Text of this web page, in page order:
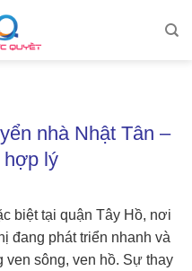
nhà Nhật Tân –
hợp lý
biệt tại quận Tây Hồ, nơi
đang phát triển nhanh và
ven sông, ven hồ. Sự thay